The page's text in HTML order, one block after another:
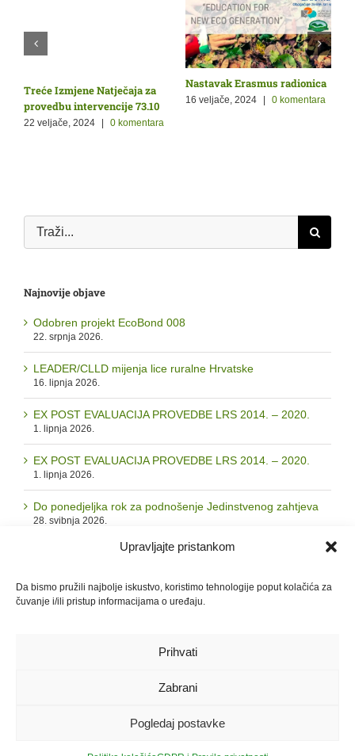
Upravljajte pristankom
Da bismo pružili najbolje iskustvo, koristimo tehnologije poput kolačića za
čuvanje i/ili pristup informacijama o uređaju.
Prihvati
Zabrani
Pogledaj postavke
Treće Izmjene Natječaja za
provedbu intervencije 73.10
22 veljače, 2024 0 komentara
Nastavak Erasmus radionica
16 veljače, 2024 | 0 komentara
Traži...
Najnovije objave
Odobren projekt EcoBond 008
22. srpnja 2026.
LEADER/CLLD mijenja lice ruralne Hrvatske
16. lipnja 2026.
EX POST EVALUACIJA PROVEDBE LRS 2014. – 2020.
1. lipnja 2026.
EX POST EVALUACIJA PROVEDBE LRS 2014. – 2020.
1. lipnja 2026.
Do ponedjeljka rok za podnošenje Jedinstvenog zahtjeva
28. svibnja 2026.
Arhiva
© 2026. LAG "Zrinska gora - Turopolje" | Sva prava pridržana |